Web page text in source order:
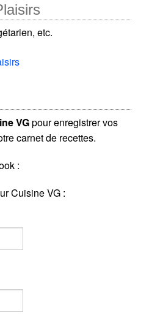
etc.
VGpour enregistrer vos
carnet de recettes.
:
Cuisine VG :